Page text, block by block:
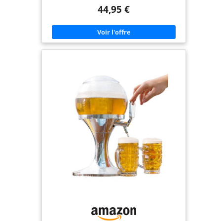
bière réussie.
amovible de 1 350 ml refroidit par glaçons sans
bonne température 💧 𝗦𝗔𝗡𝗦 𝗙𝗨𝗜𝗧𝗘, 𝗦𝗔𝗡𝗦
𝗢𝗗𝗘𝗨𝗥 - Robinet de précision et socle extra-
lourd pour une distribution fiable : pas de fuite,
pas d'odeur de plastique — que du plaisir à
hauteur 52 cm, diamètre 19 cm, design noir
élégant 🎁 𝗖𝗔𝗗𝗘𝗔𝗨 𝗢𝗥𝗜𝗚𝗜𝗡𝗔𝗟 𝗜𝗗É𝗔𝗟 -
Colonne à bière avec éclairage intégré (4 piles D),
parfaite comme cadeau pour amateurs de bière,
enterrement de vie de garçon ou anniversaire
44,95 €